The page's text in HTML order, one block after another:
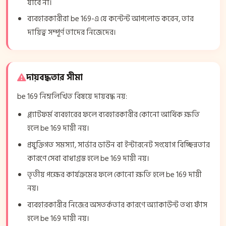
যাবে না।
ব্যবহারকারীরা be 169-এ যে কন্টেন্ট আপলোড করেন, তার
দায়িত্ব সম্পূর্ণ তাদের নিজেদের।
দায়বদ্ধতার সীমা
be 169 নিম্নলিখিত বিষয়ে দায়বদ্ধ নয়:
প্ল্যাটফর্ম ব্যবহারের ফলে ব্যবহারকারীর কোনো আর্থিক ক্ষতি
হলে be 169 দায়ী নয়।
প্রযুক্তিগত সমস্যা, সার্ভার ডাউন বা ইন্টারনেট সংযোগ বিচ্ছিন্নতার
কারণে সেবা বাধাগ্রস্ত হলে be 169 দায়ী নয়।
তৃতীয় পক্ষের কার্যক্রমের ফলে কোনো ক্ষতি হলে be 169 দায়ী
নয়।
ব্যবহারকারীর নিজের অসতর্কতার কারণে অ্যাকাউন্ট তথ্য ফাঁস
হলে be 169 দায়ী নয়।